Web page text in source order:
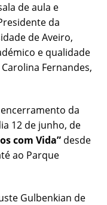
de aula e
da
de Aveiro,
e qualidade
Fernandes,
da
12 de junho, de
com Vida” desde
ao Parque
Gulbenkian de